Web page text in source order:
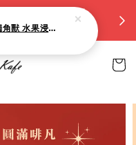
折。滿10件八折
衣索比亞 谷吉 烏拉嘎 獨角獸 水果浸漬(淺焙)-10入